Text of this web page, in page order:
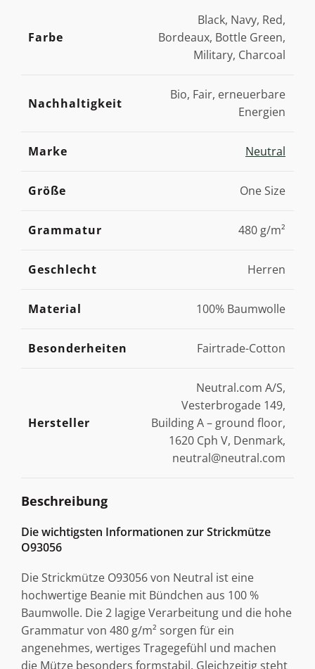
Farbe
Black, Navy, Red,
Bordeaux, Bottle Green,
Military, Charcoal
Nachhaltigkeit
Bio, Fair, erneuerbare
Energien
Marke Neutral
Größe One Size
Grammatur 480 g/m²
Geschlecht Herren
Material 100% Baumwolle
Besonderheiten Fairtrade-Cotton
Hersteller
Neutral.com A/S,
Vesterbrogade 149,
Building A – ground floor,
1620 Cph V, Denmark,
neutral@neutral.com
Beschreibung
Die wichtigsten Informationen zur Strickmütze
O93056
Die Strickmütze O93056 von Neutral ist eine
hochwertige Beanie mit Bündchen aus 100 %
Baumwolle. Die 2 lagige Verarbeitung und die hohe
Grammatur von 480 g/m² sorgen für ein
angenehmes, wertiges Tragegefühl und machen
die Mütze besonders formstabil. Gleichzeitig steht